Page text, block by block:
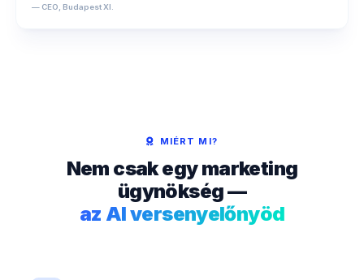
— CEO, Budapest XI.
MIÉRT MI?
Nem csak egy marketing
ügynökség —
az AI versenyelőnyöd